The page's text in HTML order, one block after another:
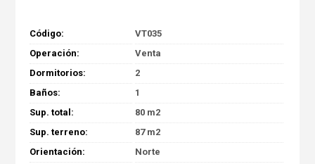
Código:
VT035
Operación:
Venta
Dormitorios:
2
Baños:
1
Sup. total:
80 m2
Sup. terreno:
87 m2
Orientación:
Norte